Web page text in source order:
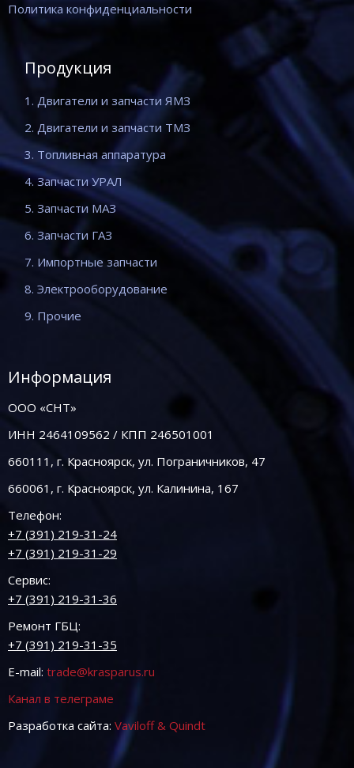
Политика конфиденциальности
Продукция
1. Двигатели и запчасти ЯМЗ
2. Двигатели и запчасти ТМЗ
3. Топливная аппаратура
4. Запчасти УРАЛ
5. Запчасти МАЗ
6. Запчасти ГАЗ
7. Импортные запчасти
8. Электрооборудование
9. Прочие
Информация
ООО «СНТ»
ИНН 2464109562 / КПП 246501001
660111, г. Красноярск, ул. Пограничников, 47
660061, г. Красноярск, ул. Калинина, 167
Телефон:
+7 (391) 219-31-24
+7 (391) 219-31-29
Сервис:
+7 (391) 219-31-36
Ремонт ГБЦ:
+7 (391) 219-31-35
E-mail: trade@krasparus.ru
Канал в телеграме
Разработка сайта: Vaviloff & Quindt